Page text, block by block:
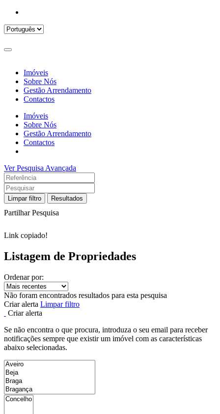
Imóveis
Sobre Nós
Gestão Arrendamento
Contactos
Imóveis
Sobre Nós
Gestão Arrendamento
Contactos
Ver Pesquisa Avançada
Limpar filtro Resultados
Partilhar Pesquisa
Link copiado!
Listagem de Propriedades
Ordenar por:
Não foram encontrados resultados para esta pesquisa
Criar alerta Limpar filtro
Criar alerta
Se não encontra o que procura, introduza o seu email para receber
notificações sempre que existir um imóvel com as características
abaixo selecionadas.